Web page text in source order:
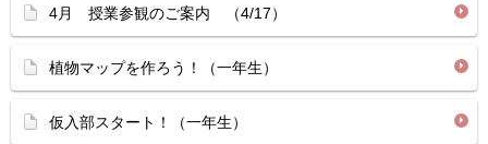
4月 授業参観のご案内 （4/17）
植物マップを作ろう！（一年生）
仮入部スタート！（一年生）